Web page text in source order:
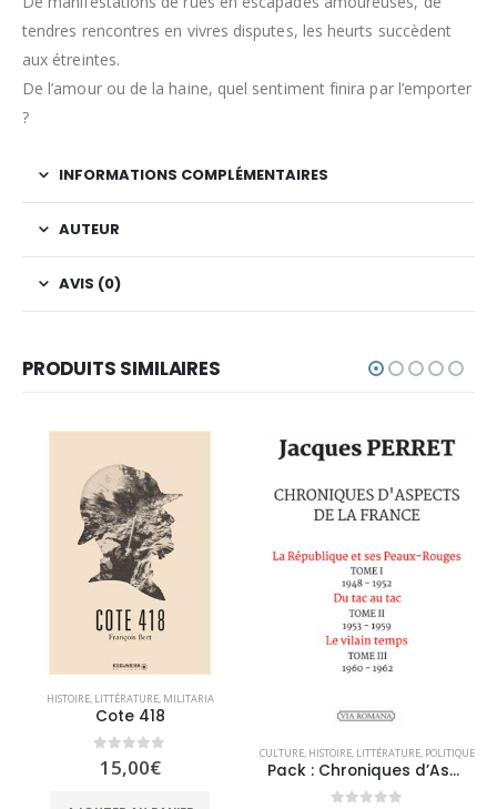
tendres rencontres en vivres disputes, les heurts succèdent
aux étreintes.
De l’amour ou de la haine, quel sentiment finira par l’emporter
?
INFORMATIONS COMPLÉMENTAIRES
AUTEUR
AVIS (0)
PRODUITS SIMILAIRES
HISTOIRE, LITTÉRATURE, MILITARIA
Cote 418
0sur 5
15,00€
CULTURE, HISTOIRE, LITTÉRATURE, POLITIQUE
Pack : Chroniques d’Aspects de la France – Tome I, II et III